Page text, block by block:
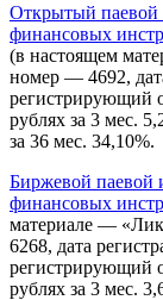
Открытый
финансовых
(в настоящем
номер — 4692,
регистрирующий
рублях за 3 мес.
за 36 мес. 34,10%.
Биржевой
финансовых
материале —
6268, дата
регистрирующий
рублях за 3 мес.